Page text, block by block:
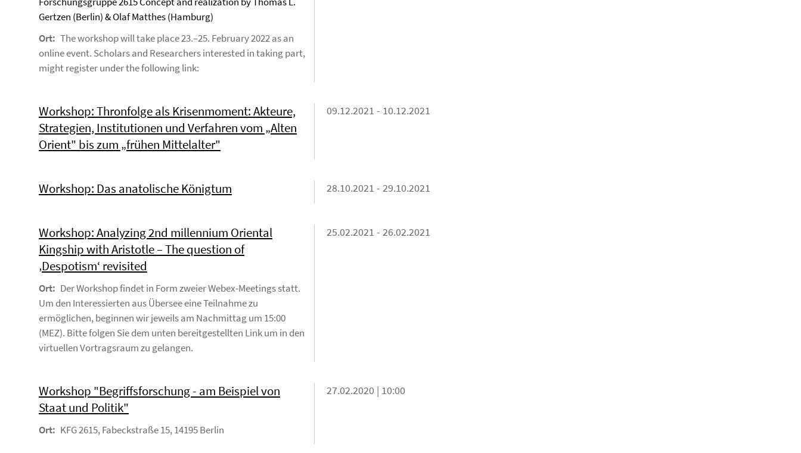
Gertzen (Berlin) & Olaf Matthes (Hamburg)
Ort: The workshop will take place 23.–25. February 2022 as an
online event. Scholars and Researchers interested in taking part,
might register under the following link:
Workshop: Thronfolge als Krisenmoment: Akteure,
Strategien, Institutionen und Verfahren vom „Alten
Orient" bis zum „frühen Mittelalter"
09.12.2021 - 10.12.2021
Workshop: Das anatolische Königtum 28.10.2021 - 29.10.2021
Workshop: Analyzing 2nd millennium Oriental
Kingship with Aristotle – The question of
‚Despotism‘ revisited
Ort: Der Workshop findet in Form zweier Webex-Meetings statt.
Um den Interessierten aus Übersee eine Teilnahme zu
ermöglichen, beginnen wir jeweils am Nachmittag um 15:00
(MEZ). Bitte folgen Sie dem unten bereitgestellten Link um in den
virtuellen Vortragsraum zu gelangen.
25.02.2021 - 26.02.2021
Workshop "Begriffsforschung - am Beispiel von
Staat und Politik"
Ort: KFG 2615, Fabeckstraße 15, 14195 Berlin
27.02.2020 | 10:00